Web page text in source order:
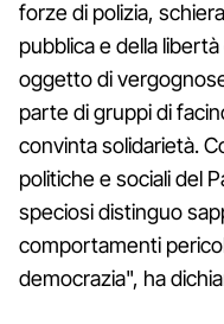
forze di polizia,
pubblica e della
oggetto di
parte di gruppi di
convinta solidarietà.
politiche e sociali del
speciosi distinguo
comportamenti
democrazia", ha